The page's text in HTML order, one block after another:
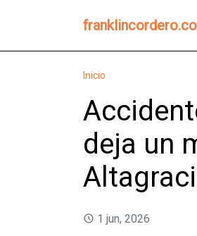
Inicio
deja un
1 jun, 2026